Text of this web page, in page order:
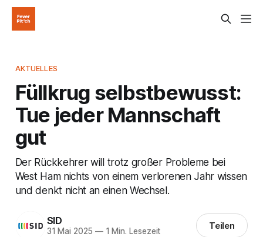
AKTUELLES
Füllkrug selbstbewusst:
Tue jeder Mannschaft
gut
Der Rückkehrer will trotz großer Probleme bei
West Ham nichts von einem verlorenen Jahr wissen
und denkt nicht an einen Wechsel.
SID
31 Mai 2025 —1 Min. Lesezeit Teilen